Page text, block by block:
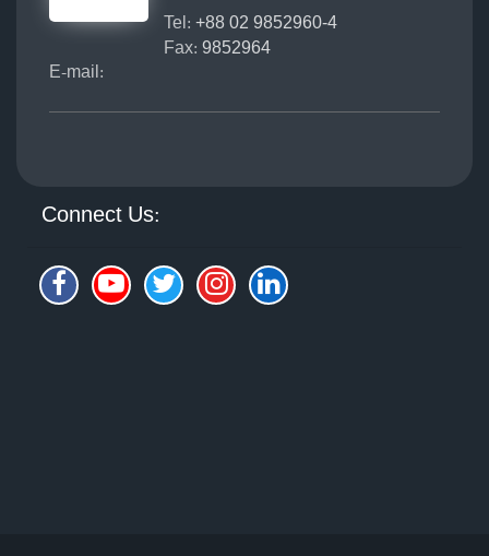
Tel: +88 02 9852960-4
Fax: 9852964
E-mail:
Connect Us: